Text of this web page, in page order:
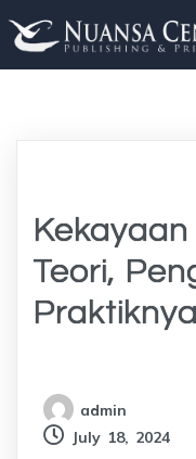
Teori,
admin
July 18, 2024